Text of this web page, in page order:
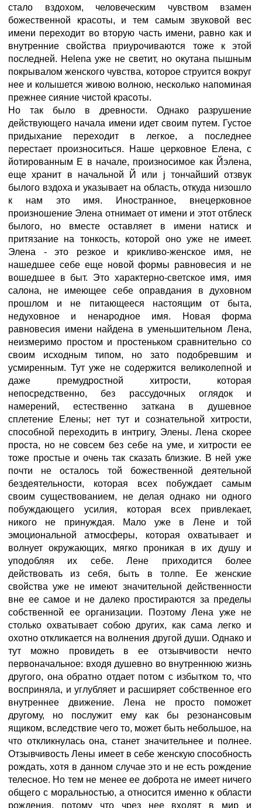
стало вздохом, человеческим чувством взамен
божественной красоты, и тем самым звуковой вес
имени переходит во вторую часть имени, равно как и
внутренние свойства приурочиваются тоже к этой
последней. Helena уже не светит, но окутана пышным
покрывалом женского чувства, которое струится вокруг
нее и колышется живою волною, несколько напоминая
прежнее сияние чистой красоты.
Но так было в древности. Однако разрушение
действующего начала имени идет своим путем. Густое
придыхание переходит в легкое, а последнее
перестает произноситься. Наше церковное Елена, с
йотированным E в начале, произносимое как Йэлена,
еще хранит в начальной Й или j тончайший отзвук
былого вздоха и указывает на область, откуда низошло
к нам это имя. Иностранное, внецерковное
произношение Элена отнимает от имени и этот отблеск
былого, но вместе оставляет в имени натиск и
притязание на тонкость, которой оно уже не имеет.
Элена - это резкое и крикливо-женское имя, не
нашедшее себе еще новой формы равновесия и не
вошедшее в быт. Это характерно-светское имя, имя
салона, не имеющее себе оправдания в духовном
прошлом и не питающееся настоящим от быта,
недуховное и ненародное имя. Новая форма
равновесия имени найдена в уменьшительном Лена,
неизмеримо простом и простеньком сравнительно со
своим исходным типом, но зато подобревшим и
усмиренным. Тут уже не содержится великолепной и
даже премудростной хитрости, которая
непосредственно, без рассудочных оглядок и
намерений, естественно заткана в душевное
сплетение Елены; нет тут и сознательной хитрости,
способной переходить в интригу, Элены. Лена скорее
проста, но не совсем без себе на уме, и хитрости ее
тоже простые и очень так сказать близкие. В ней уже
почти не осталось той божественной деятельной
бездеятельности, которая всех побуждает самым
своим существованием, не делая однако ни одного
побуждающего усилия, которая всех привлекает,
никого не принуждая. Мало уже в Лене и той
эмоциональной атмосферы, которая охватывает и
волнует окружающих, мягко проникая в их душу и
уподобляя их себе. Лене приходится более
действовать из себя, быть в толпе. Ее женские
свойства уже не имеют значительной действенности
вне ее самое и не далеко простираются за пределы
собственной ее организации. Поэтому Лена уже не
столько охватывает собою других, как сама легко и
охотно откликается на волнения другой души. Однако и
тут можно провидеть в ее отзывчивости нечто
первоначальное: входя душевно во внутреннюю жизнь
другого, она обратно отдает потом с избытком то, что
восприняла, и углубляет и расширяет собственное его
внутреннее движение. Лена не просто поможет
другому, но послужит ему как бы резонансовым
ящиком, вследствие чего то, может быть небольшое, на
что откликнулась она, станет значительнее и полнее.
Отзывчивость Лены имеет в себе женскую способность
рождать, хотя в данном случае это и не есть рождение
телесное. Но тем не менее ее доброта не имеет ничего
общего с моральностью, а относится именно к области
рождения, потому что чрез нее входят в мир и